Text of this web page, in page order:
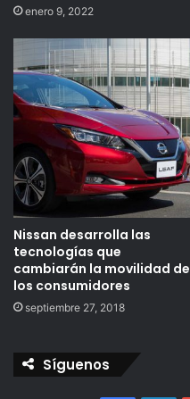
enero 9, 2022
Nissan desarrolla las
tecnologías que
cambiarán la movilidad de
los consumidores
septiembre 27, 2018
Síguenos